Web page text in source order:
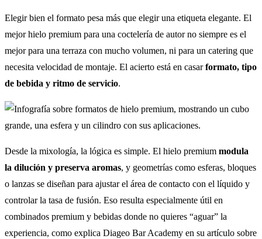
Elegir bien el formato pesa más que elegir una etiqueta elegante. El
mejor hielo premium para una coctelería de autor no siempre es el
mejor para una terraza con mucho volumen, ni para un catering que
necesita velocidad de montaje. El acierto está en casarformato, tipo
de bebida y ritmo de servicio.
Desde la mixología, la lógica es simple. El hielo premium modula
la dilución y preserva aromas, y geometrías como esferas, bloques
o lanzas se diseñan para ajustar el área de contacto con el líquido y
controlar la tasa de fusión. Eso resulta especialmente útil en
combinados premium y bebidas donde no quieres “aguar” la
experiencia, como explica Diageo Bar Academy en su artículo sobre